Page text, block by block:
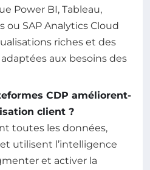
Power BI, Tableau,
ou SAP Analytics Cloud
riches et des
aux besoins des
CDP améliorent-
client ?
toutes les données,
utilisent l’intelligence
et activer la